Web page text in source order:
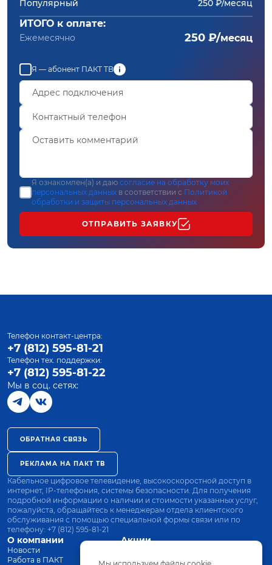
Популярный
250 ₽/месяц
ИТОГО к оплате:
Ежемесячно 250 ₽/месяц
Я — абонент ПАКТ ТВ
Я ознакомлен(а) и даю согласие на обработку моих
персональных данных в соответствии с Политикой
обработки и защиты персональных данных
ОТПРАВИТЬ ЗАЯВКУ
О компании
Новости
Работа в ПАКТ
Акции
Оплата
Телефон контакт-центра:
+7 (812) 595-81-21
Телефон тех. поддержки:
+7 (812) 595-81-22
Мы в соц. сетях:
ОБРАТНАЯ СВЯЗЬ
РЕКЛАМА НА ПАКТ ТВ
Кабельное цифровое телевидение, высокоскоростной доступ в
интернет, IP-телефония, системы безопасности. Для получения
подробной информации о наличии и стоимости указанных услуг,
пожалуйста, обращайтесь к менеджерам отдела клиентского
обслуживания с помощью специальной формы связи или по
телефону: +7 (812) 595-81-21